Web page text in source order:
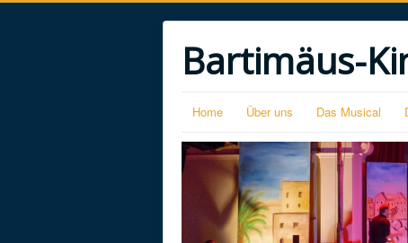
Bartimäus-
Home Über uns Das Musical